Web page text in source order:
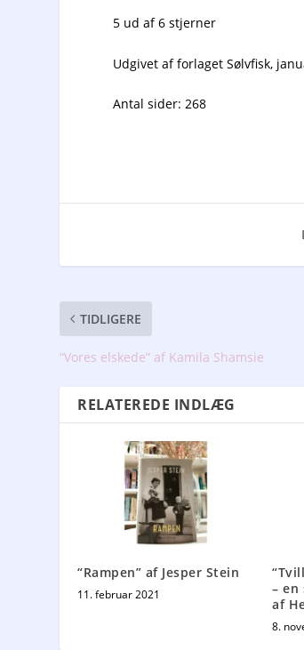
5 ud af 6 stjerner
Udgivet af forlaget Sølvfisk,
Antal sider: 268
TIDLIGERE
“Vores elskede” af Kamila Shamsie
RELATEREDE INDLÆG
“Rampen” af Jesper Stein
11. februar 2021
– en
af
8.